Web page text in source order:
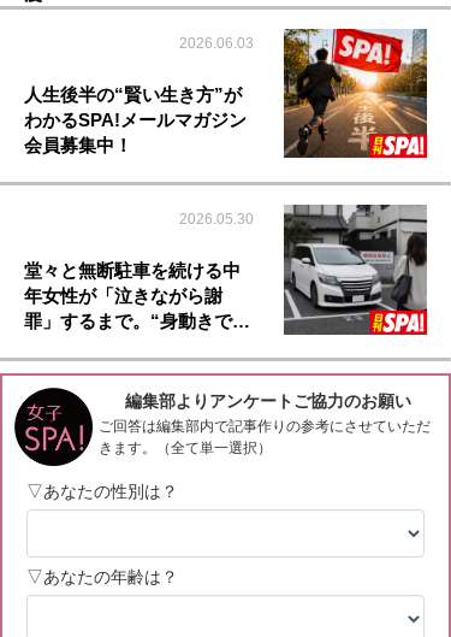
2026.06.03
人生後半の“賢い生き方”が
わかるSPA!メールマガジン
会員募集中！
2026.05.30
堂々と無断駐車を続ける中
年女性が「泣きながら謝
罪」するまで。“身動きで…